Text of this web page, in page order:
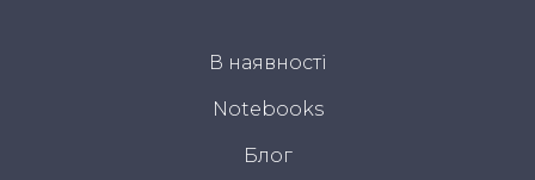
В наявності
Notebooks
Блог